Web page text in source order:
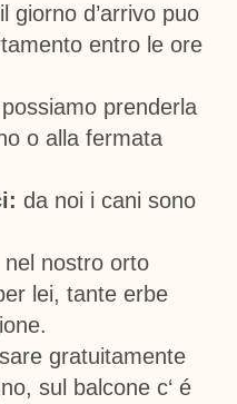
giorno d’arrivo puo
entro le ore
prenderla
o alla fermata
da noi i cani sono
nel nostro orto
lei, tante erbe
gratuitamente
sul balcone c‘ é